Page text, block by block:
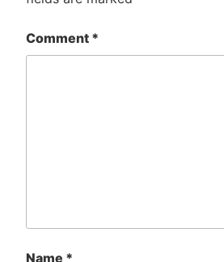
Comment *
Name *